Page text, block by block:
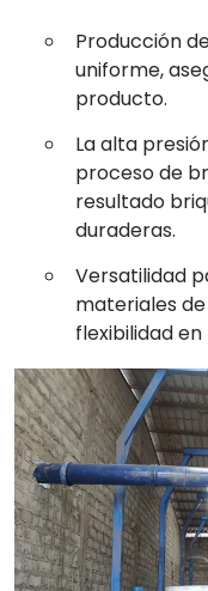
Producción
uniforme,
producto.
La alta
proceso de
resultado
duraderas.
Versatilidad
materiales
flexibilidad